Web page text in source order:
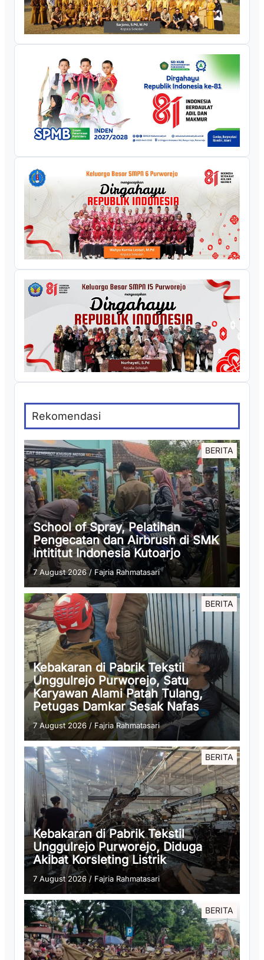
Rekomendasi
BERITA
School of Spray, Pelatihan
Pengecatan dan Airbrush di SMK
Intititut Indonesia Kutoarjo
7 August 2026/ Fajria Rahmatasari
BERITA
Kebakaran di Pabrik Tekstil
Unggulrejo Purworejo, Satu
Karyawan Alami Patah Tulang,
Petugas Damkar Sesak Nafas
7 August 2026 /Fajria Rahmatasari
BERITA
Kebakaran di Pabrik Tekstil
Unggulrejo Purworejo, Diduga
Akibat Korsleting Listrik
7 August 2026/ Fajria Rahmatasari
BERITA